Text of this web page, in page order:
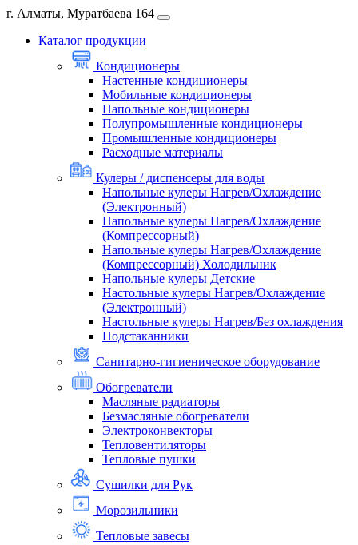
г. Алматы, Муратбаева 164
Каталог продукции
Кондиционеры
Настенные кондиционеры
Мобильные кондиционеры
Напольные кондиционеры
Полупромышленные кондиционеры
Промышленные кондиционеры
Расходные материалы
Кулеры / диспенсеры для воды
Напольные кулеры Нагрев/Охлаждение
(Электронный)
Напольные кулеры Нагрев/Охлаждение
(Компрессорный)
Напольные кулеры Нагрев/Охлаждение
(Компрессорный) Холодильник
Напольные кулеры Детские
Настольные кулеры Нагрев/Охлаждение
(Электронный)
Настольные кулеры Нагрев/Без охлаждения
Подстаканники
Санитарно-гигиеническое оборудование
Обогреватели
Масляные радиаторы
Безмасляные обогреватели
Электроконвекторы
Тепловентиляторы
Тепловые пушки
Сушилки для Рук
Морозильники
Тепловые завесы